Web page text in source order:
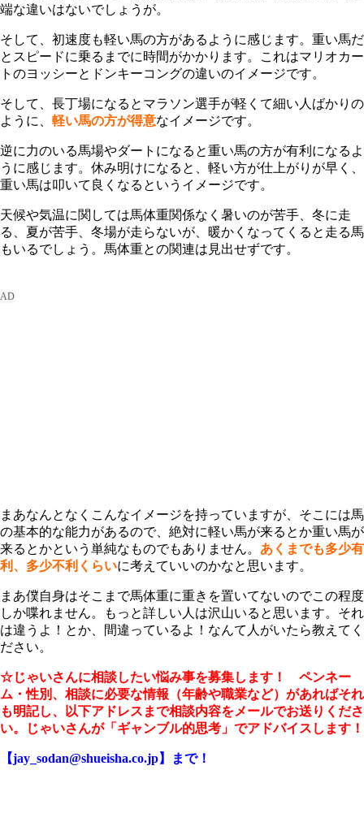
端な違いはないでしょうが。
そして、初速度も軽い馬の方があるように感じます。重い馬だ
とスピードに乗るまでに時間がかかります。これはマリオカー
トのヨッシーとドンキーコングの違いのイメージです。
そして、長丁場になるとマラソン選手が軽くて細い人ばかりの
ように、 軽い馬の方が得意なイメージです。
逆に力のいる馬場やダートになると重い馬の方が有利になるよ
うに感じます。休み明けになると、軽い方が仕上がりが早く、
重い馬は叩いて良くなるというイメージです。
天候や気温に関しては馬体重関係なく暑いのが苦手、冬に走
る、夏が苦手、冬場が走らないが、暖かくなってくると走る馬
もいるでしょう。馬体重との関連は見出せずです。
まあなんとなくこんなイメージを持っていますが、そこには馬
の基本的な能力があるので、絶対に軽い馬が来るとか重い馬が
来るとかという単純なものでもありません。 あくまでも多少有
利、多少不利くらいに考えていいのかなと思います。
まあ僕自身はそこまで馬体重に重きを置いてないのでこの程度
しか喋れません。もっと詳しい人は沢山いると思います。それ
は違うよ！とか、間違っているよ！なんて人がいたら教えてく
ださい。
☆じゃいさんに相談したい悩み事を募集します！ ペンネー
ム・性別、相談に必要な情報（年齢や職業など）があればそれ
も明記し、以下アドレスまで相談内容をメールでお送りくださ
い。じゃいさんが「ギャンブル的思考」でアドバイスします！
【jay_sodan@shueisha.co.jp】まで！